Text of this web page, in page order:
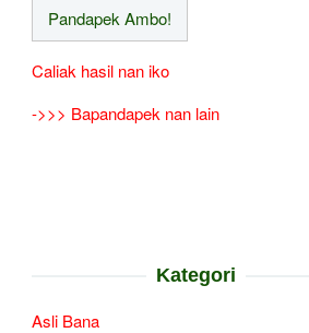
Caliak hasil nan iko
->>> Bapandapek nan lain
Kategori
Asli Bana